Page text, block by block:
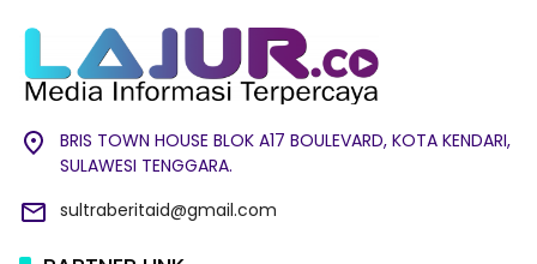
BRIS TOWN HOUSE BLOK A17 BOULEVARD, KOTA KENDARI,
SULAWESI TENGGARA.
sultraberitaid@gmail.com